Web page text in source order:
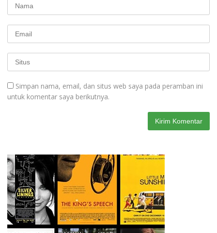
Simpan nama, email, dan situs web saya pada peramban ini
untuk komentar saya berikutnya.